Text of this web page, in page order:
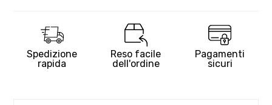
Spedizione
rapida
Reso facile
dell'ordine
Pagamenti
sicuri